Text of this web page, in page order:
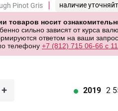
Pinot Gris наличие
товаров носит
сильно зависят от курса
ответом на ваши
телефону +7 (812) 715 06-66 с
+ 2019 2